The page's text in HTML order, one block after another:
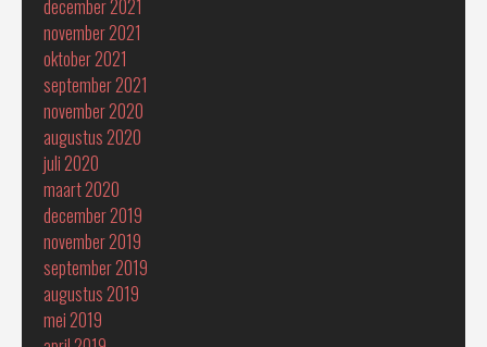
december 2021
november 2021
oktober 2021
september 2021
november 2020
augustus 2020
juli 2020
maart 2020
december 2019
november 2019
september 2019
augustus 2019
mei 2019